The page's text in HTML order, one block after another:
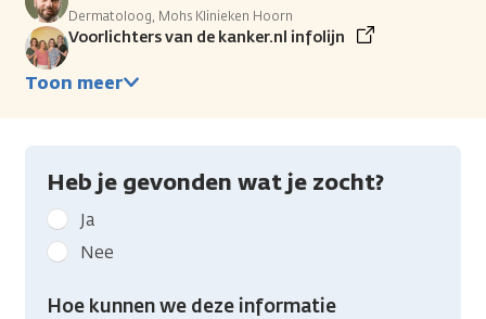
Dermatoloog, Mohs Klinieken Hoorn
Voorlichters van de kanker.nl infolijn
Toon meer
Heb je gevonden wat je zocht?
Geef
kanker.nl
feedback:
Heb
Ja
Nee
Hoe kunnen we deze informatie